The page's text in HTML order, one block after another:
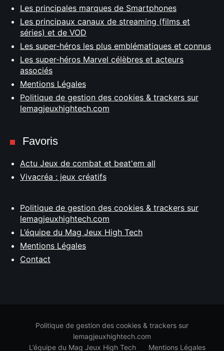
Les principales marques de Smartphones
Les principaux canaux de streaming (films et
séries) et de VOD
Les super-héros les plus emblématiques et connus
Les super-héros Marvel célèbres et acteurs
associés
Mentions Légales
Politique de gestion des cookies & trackers sur
lemagjeuxhightech.com
Favoris
Actu Jeux de combat et beat'em all
Vivacréa : jeux créatifs
Politique de gestion des cookies & trackers sur
lemagjeuxhightech.com
L’équipe du Mag Jeux High Tech
Mentions Légales
Contact
Politique de gestion des cookies & trackers sur
lemagjeuxhightech.com
L’équipe du Mag Jeux High Tech
Mentions Légales